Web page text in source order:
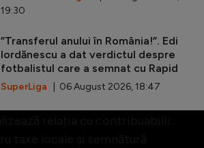
19:30
”Transferul anului în România!”. Edi
Iordănescu a dat verdictul despre
fotbalistul care a semnat cu Rapid
SuperLiga | 06 August 2026, 18:47